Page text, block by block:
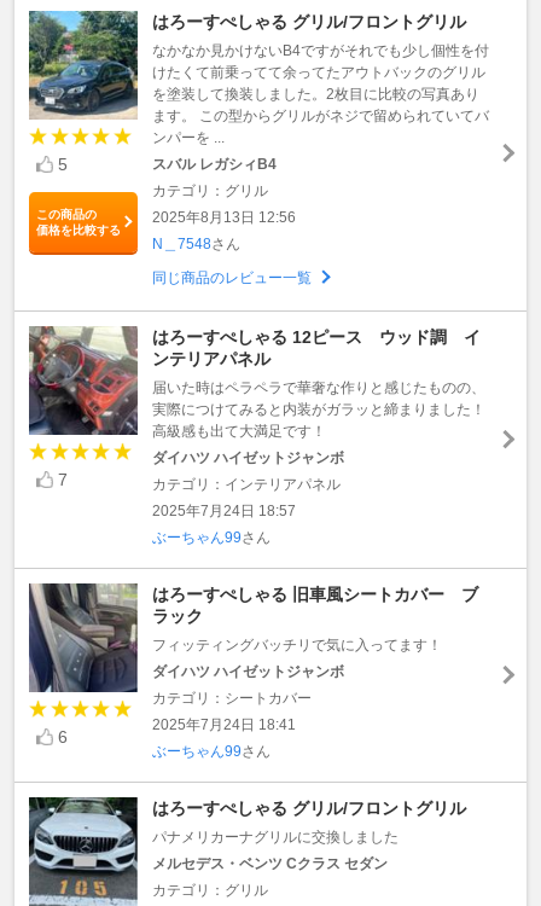
5
この商品の
価格を比較する
はろーすぺしゃる グリル/フロントグリル
なかなか見かけないB4ですがそれでも少し個性を付
けたくて前乗ってて余ってたアウトバックのグリル
を塗装して換装しました。2枚目に比較の写真あり
ます。 この型からグリルがネジで留められていてバ
ンパーを ...
スバル レガシィB4
カテゴリ：グリル
2025年8月13日 12:56
N＿7548さん
同じ商品のレビュー一覧
7
はろーすぺしゃる 12ピース ウッド調 イ
ンテリアパネル
届いた時はペラペラで華奢な作りと感じたものの、
実際につけてみると内装がガラッと締まりました！
高級感も出て大満足です！
ダイハツ ハイゼットジャンボ
カテゴリ：インテリアパネル
2025年7月24日 18:57
ぶーちゃん99さん
6
はろーすぺしゃる 旧車風シートカバー ブ
ラック
フィッティングバッチリで気に入ってます！
ダイハツ ハイゼットジャンボ
カテゴリ：シートカバー
2025年7月24日 18:41
ぶーちゃん99さん
はろーすぺしゃる グリル/フロントグリル
パナメリカーナグリルに交換しました
メルセデス・ベンツ Cクラス セダン
カテゴリ：グリル